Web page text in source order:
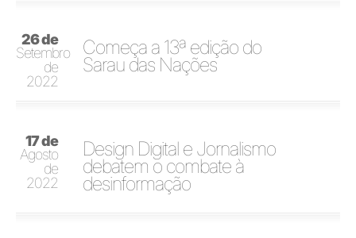
26 de
Setembro
de
2022
Começa a 13ª edição do
Sarau das Nações
17 de
Agosto
de
2022
Design Digital e Jornalismo
debatem o combate à
desinformação